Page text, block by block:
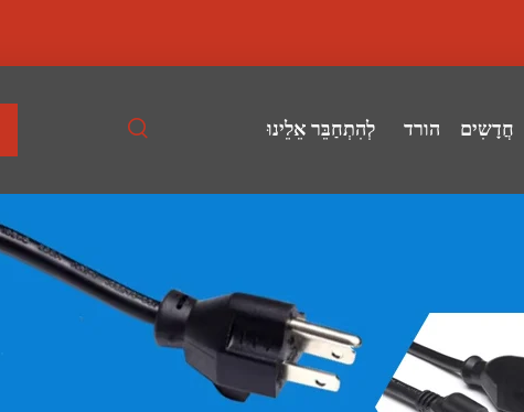
חֲדָשִים הורד לְהִתְחַבֵּר אֵלֵינוּ